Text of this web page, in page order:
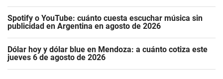
Spotify o YouTube: cuánto cuesta escuchar música sin
publicidad en Argentina en agosto de 2026
Dólar hoy y dólar blue en Mendoza: a cuánto cotiza este
jueves 6 de agosto de 2026